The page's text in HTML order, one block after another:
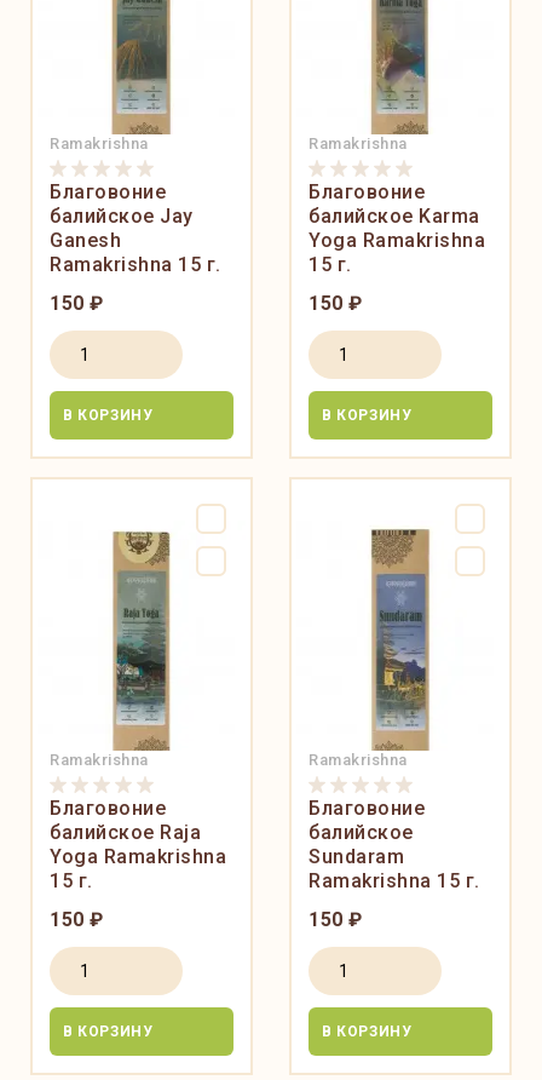
Ramakrishna
Благовоние
балийское Jay
Ganesh
Ramakrishna 15 г.
150 ₽
В КОРЗИНУ
Ramakrishna
Благовоние
балийское Karma
Yoga Ramakrishna
15 г.
150 ₽
В КОРЗИНУ
Ramakrishna
Благовоние
балийское Raja
Yoga Ramakrishna
15 г.
150 ₽
В КОРЗИНУ
Ramakrishna
Благовоние
балийское
Sundaram
Ramakrishna 15 г.
150 ₽
В КОРЗИНУ